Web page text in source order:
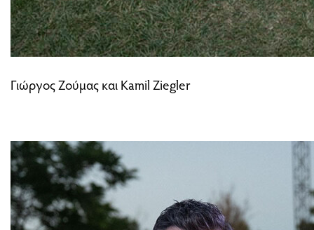
Γιώργος Ζούμας και Kamil Ziegler